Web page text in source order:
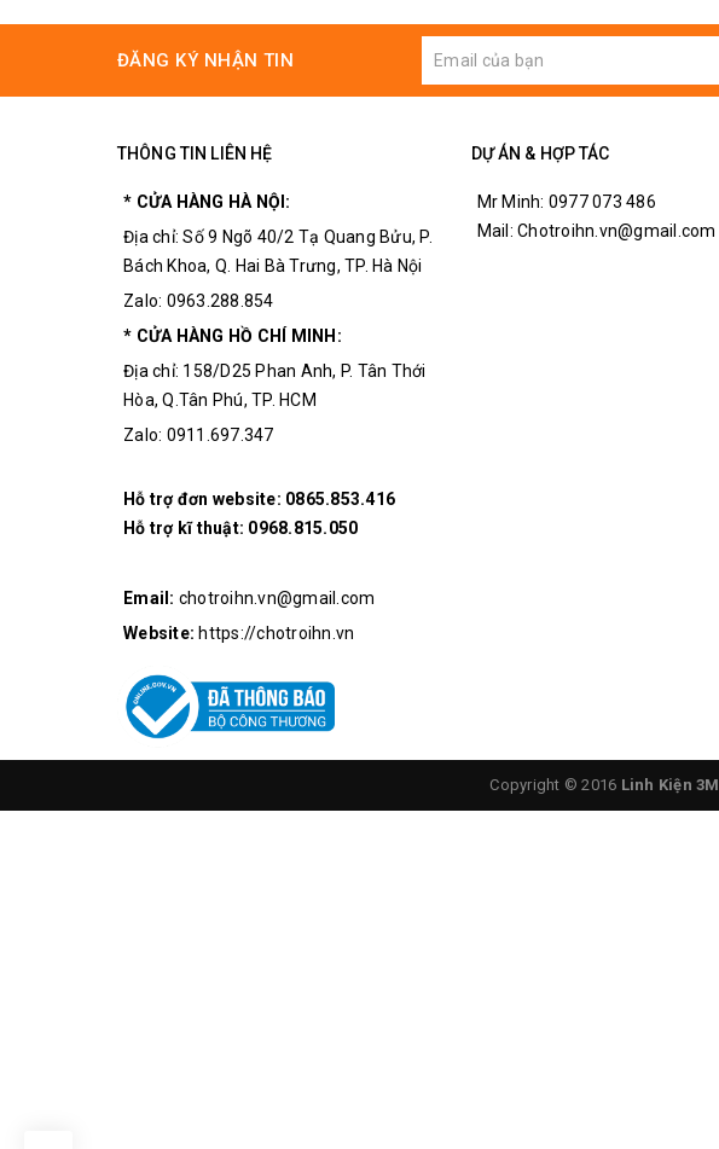
ĐĂNG KÝ NHẬN TIN
THÔNG TIN LIÊN HỆ
* CỬA HÀNG HÀ NỘI:
Địa chỉ: Số 9 Ngõ 40/2 Tạ Quang Bửu, P.
Bách Khoa, Q. Hai Bà Trưng, TP. Hà Nội
Zalo: 0963.288.854
* CỬA HÀNG HỒ CHÍ MINH:
Địa chỉ: 158/D25 Phan Anh, P. Tân Thới
Hòa, Q.Tân Phú, TP. HCM
Zalo: 0911.697.347
Hỗ trợ đơn website: 0865.853.416
Hỗ trợ kĩ thuật: 0968.815.050
Email: chotroihn.vn@gmail.com
Website: https://chotroihn.vn
DỰ ÁN & HỢP TÁC
Mr Minh: 0977 073 486
Mail: Chotroihn.vn@gmail.com
Copyright © 2016 Linh Kiện 3M